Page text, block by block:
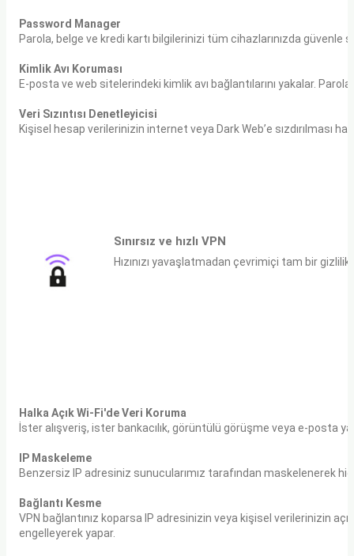
Password Manager
Parola, belge ve kredi kartı bilgilerinizi tüm cihazlarınızda güvenle
Kimlik Avı Koruması
E-posta ve web sitelerindeki kimlik avı bağlantılarını yakalar.
Veri Sızıntısı Denetleyicisi
Kişisel hesap verilerinizin internet veya Dark Web’e sızdırılması
Sınırsız ve hızlı VPN
Hızınızı yavaşlatmadan çevrimiçi tam bir
Halka Açık Wi-Fi'de Veri Koruma
İster alışveriş, ister bankacılık, görüntülü görüşme veya e-posta
IP Maskeleme
Benzersiz IP adresiniz sunucularımız tarafından maskelenerek
Bağlantı Kesme
VPN bağlantınız koparsa IP adresinizin veya kişisel verilerinizin
engelleyerek yapar.